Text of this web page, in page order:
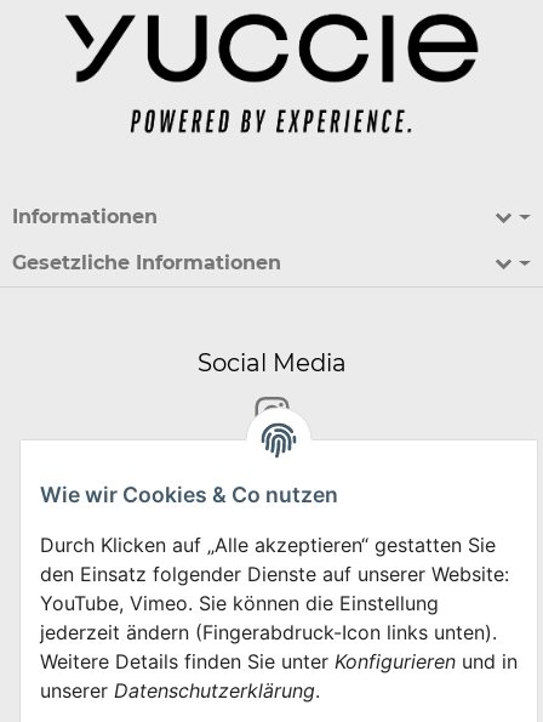
Wie wir Cookies & Co nutzen
Durch Klicken auf „Alle akzeptieren“ gestatten Sie
den Einsatz folgender Dienste auf unserer Website:
YouTube, Vimeo. Sie können die Einstellung
jederzeit ändern (Fingerabdruck-Icon links unten).
Weitere Details finden Sie unter Konfigurieren und in
unserer Datenschutzerklärung.
Informationen
Gesetzliche Informationen
Social Media
* Alle Preise inkl. gesetzlicher USt., zzgl.
Datenschutz-Einstellungen
VERTRAG WIDERRUFEN